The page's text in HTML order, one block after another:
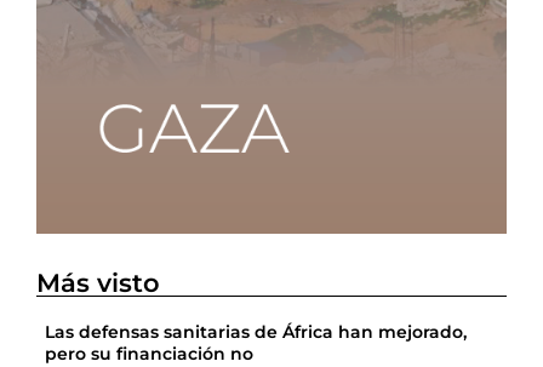
Más visto
Las defensas sanitarias de África han mejorado,
pero su financiación no